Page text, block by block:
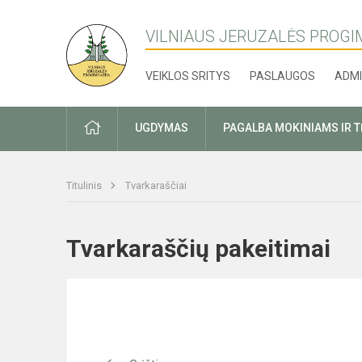
VILNIAUS JERUZALĖS
VEIKLOS SRITYS PASLAUGOS
PRADŽIAUGDYMAS PAGALBA MOKINIAMS IR
Titulinis Tvarkaraščiai
Tvarkaraščių pakeitimai